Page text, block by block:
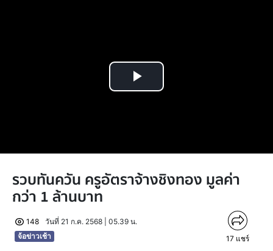
Play
รวบทันควัน ครูอัตราจ้างชิงทอง มูลค่า
กว่า 1 ล้านบาท
148
วันที่ 21 ก.ค. 2568 | 05.39 น.
จ้อข่าวเช้า
17 แชร์